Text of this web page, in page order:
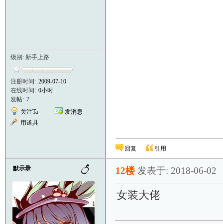
级别: 新手上路
注册时间: 2009-07-10
在线时间: 0小时
发帖: 7
关注Ta
发消息
用道具
回复 引用
默示录 12楼 发表于: 2018-06-02
女装大佬